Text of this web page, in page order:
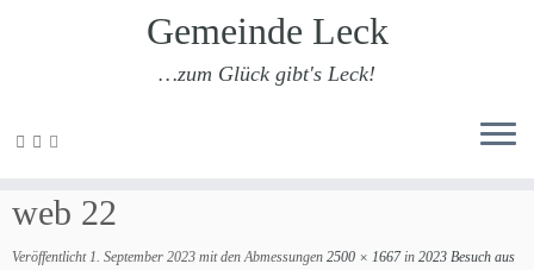
Zum
Gemeinde Leck
…zum Glück gibt's Leck!
web 22
Veröffentlicht 1. September 2023 mit den Abmessungen 2500 × 1667in 2023 Besuch aus